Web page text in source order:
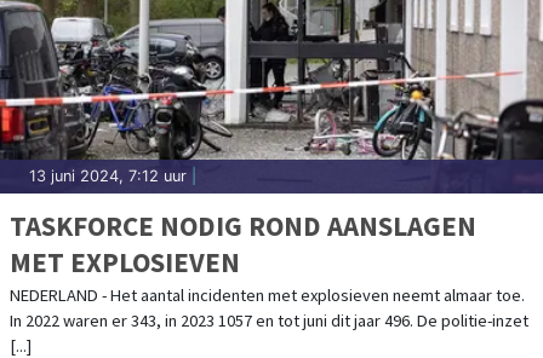
13 juni 2024, 7:12 uur
TASKFORCE NODIG ROND AANSLAGEN
MET EXPLOSIEVEN
NEDERLAND - Het aantal incidenten met explosieven neemt almaar toe.
In 2022 waren er 343, in 2023 1057 en tot juni dit jaar 496. De politie-inzet
[...]